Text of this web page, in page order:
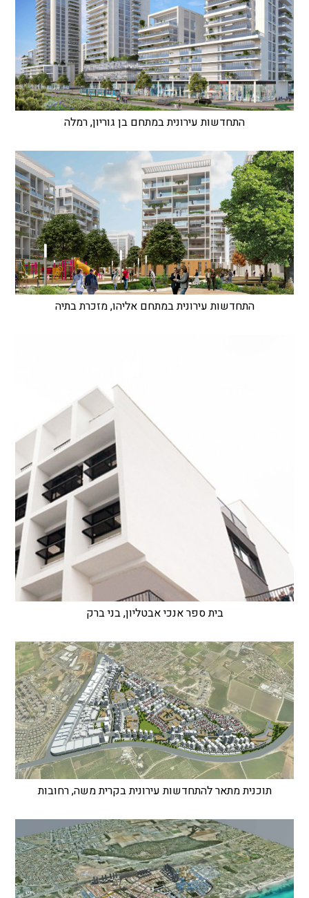
התחדשות עירונית במתחם בן גוריון, רמלה
התחדשות עירונית במתחם אליהו, מזכרת בתיה
בית ספר אנכי אבטליון, בני ברק
תוכנית מתאר להתחדשות עירונית בקרית משה, רחובות